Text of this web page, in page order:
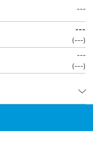
---
---
(---)
---
(---)